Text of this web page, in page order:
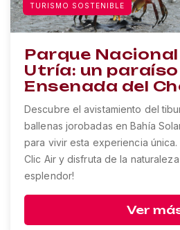
TURISMO SOSTENIBLE
Parque
Utría: un paraíso
Ensenada del
Descubre el avistamiento del
ballenas jorobadas en Bahía
para vivir esta experiencia única.
Clic Air y disfruta de la
esplendor!
Ver